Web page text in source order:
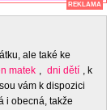
REKLAMA
ale také ke
matek , dni dětí , k
vám k dispozici
i obecná, takže